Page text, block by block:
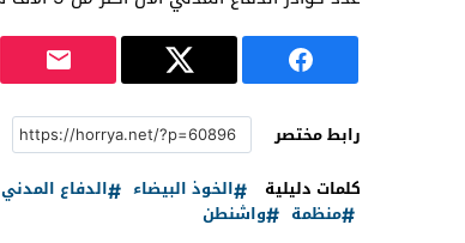
رابط مختصر
كلمات دليلية
الخوذ البيضاء الدفاع المدني
منظمة
واشنطن